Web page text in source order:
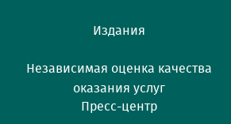
Издания
Независимая оценка качества
оказания услуг
Пресс-центр